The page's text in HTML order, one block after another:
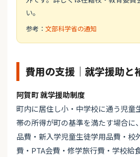
い。
参考： 文部科学省の通知
費用の支援｜就学援助と
阿賀町 就学援助制度
町内に居住し小・中学校に通う児童
帯の所得が町の基準を満たす場合に
品費・新入学児童生徒学用品費・校
費・PTA会費・修学旅行費・学校給